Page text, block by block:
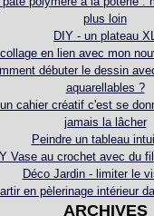
plus loin
DIY - un plateau
en lien avec mon
débuter le dessin
aquarellables ?
cahier créatif c'est se
jamais la lâcher
Peindre un tableau
Vase au crochet avec du
Déco Jardin - limiter le
en pèlerinage intérieur
ARCHIVES